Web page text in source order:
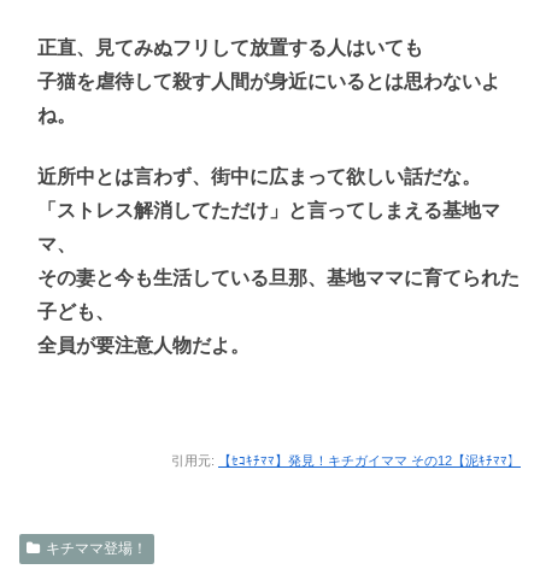
正直、見てみぬフリして放置する人はいても
子猫を虐待して殺す人間が身近にいるとは思わないよ
ね。
近所中とは言わず、街中に広まって欲しい話だな。
「ストレス解消してただけ」と言ってしまえる基地マ
マ、
その妻と今も生活している旦那、基地ママに育てられた
子ども、
全員が要注意人物だよ。
引用元: 【ｾｺｷﾁﾏﾏ】発見！キチガイママ その12【泥ｷﾁﾏﾏ】
キチママ登場！